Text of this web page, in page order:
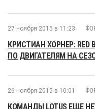
27 ноября 2015 в 11:23
КРИСТИАН ХОРНЕР: RED
ПО ДВИГАТЕЛЯМ НА
26 ноября 2015 в 10:01
КОМАНДЫ LOTUS ЕЩЕ